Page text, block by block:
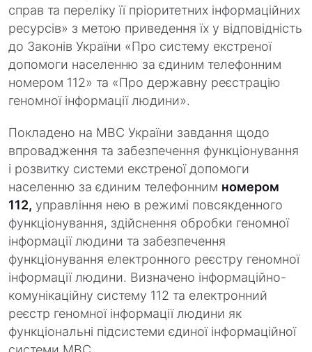
справ та переліку її пріоритетних інформаційних
ресурсів» з метою приведення їх у відповідність
до Законів України «Про систему екстреної
допомоги населенню за єдиним телефонним
номером 112» та «Про державну реєстрацію
геномної інформації людини».
Покладено на МВС України завдання щодо
впровадження та забезпечення функціонування
і розвитку системи екстреної допомоги
населенню за єдиним телефонним номером
112, управління нею в режимі повсякденного
функціонування, здійснення обробки геномної
інформації людини та забезпечення
функціонування електронного реєстру геномної
інформації людини. Визначено інформаційно-
комунікаційну систему 112 та електронний
реєстр геномної інформації людини як
функціональні підсистеми єдиної інформаційної